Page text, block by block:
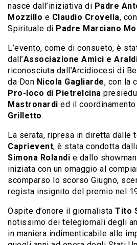
nasce dall’iniziativa di Padre
Mozzillo e Claudio Crovella,
Spirituale di Padre Marciano
L’evento, come di consueto, è
dall’Associazione Amici e
riconosciuta dall’Arcidiocesi di
da Don Nicola Gagliarde, con la
Pro-loco di Pietrelcina
Mastronardi ed il
Grilletto.
La serata, ripresa in diretta dalle
Caprievent, è stata condotta
Simona Rolandi e dallo showman
iniziata con un omaggio al
scomparso lo scorso Giugno,
regista insignito del premio nel
Ospite d’onore il giornalista Tito
notissimo dei telegiornali degli
in maniera indimenticabile alle